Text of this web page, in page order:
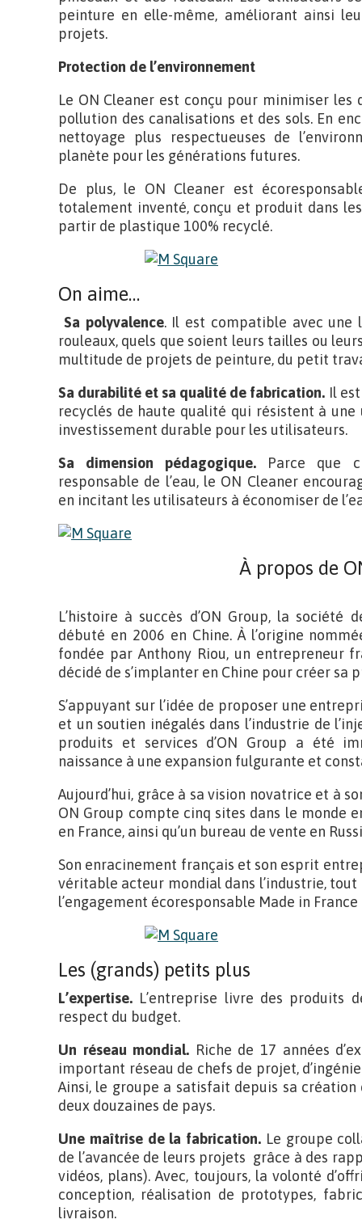
peinture en elle-même, améliorant ainsi
projets.
Protection de l’environnement
Le ON Cleaner est conçu pour minimiser
pollution des canalisations et des sols. En
nettoyage plus respectueuses de
planète pour les générations futures.
De plus, le ON Cleaner est
totalement inventé, conçu et produit dans les
partir de plastique 100% recyclé.
On aime…
Sa polyvalence. Il est compatible avec une
rouleaux, quels que soient leurs tailles ou
multitude de projets de peinture, du petit
Sa durabilité et sa qualité de fabrication. Il
recyclés de haute qualité qui résistent à
investissement durable pour les utilisateurs.
Sa dimension pédagogique. Parce que
responsable de l’eau, le ON Cleaner
en incitant les utilisateurs à économiser de
À propos de
L’histoire à succès d’ON Group, la société
débuté en 2006 en Chine. À l’origine
fondée par Anthony Riou, un entrepreneur
décidé de s’implanter en Chine pour créer sa
S’appuyant sur l’idée de proposer une
et un soutien inégalés dans l’industrie de
produits et services d’ON Group a été
naissance à une expansion fulgurante et
Aujourd’hui, grâce à sa vision novatrice et à
ON Group compte cinq sites dans le monde
en France, ainsi qu’un bureau de vente en
Son enracinement français et son esprit
véritable acteur mondial dans l’industrie,
l’engagement écoresponsable Made in France
Les (grands) petits plus
L’expertise. L’entreprise livre des produits
respect du budget.
Un réseau mondial. Riche de 17 années
important réseau de chefs de projet,
Ainsi, le groupe a satisfait depuis sa
deux douzaines de pays.
Une maîtrise de la fabrication. Le groupe
de l’avancée de leurs projets grâce à des
vidéos, plans). Avec, toujours, la volonté
conception, réalisation de prototypes,
livraison.